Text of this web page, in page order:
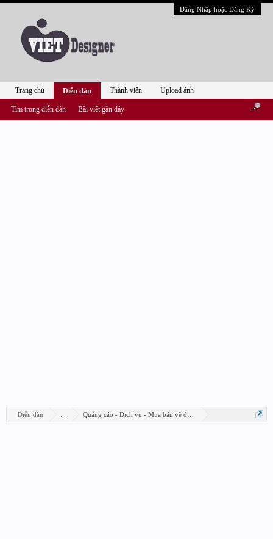
Đăng Nhập hoặc Đăng Ký
Diễn đàn Quảng cáo - Dịch vụ - Mua bán về design
Trang chủ Diễn đàn
Tìm trong diễn đàn Bài viết gần đây
Thành viên Upload ảnh